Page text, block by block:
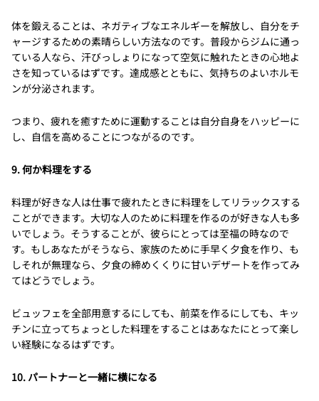
体を鍛えることは、ネガティブなエネルギーを解放し、自分をチ
ャージするための素晴らしい方法なのです。普段からジムに通っ
ている人なら、汗びっしょりになって空気に触れたときの心地よ
さを知っているはずです。達成感とともに、気持ちのよいホルモ
ンが分泌されます。
つまり、疲れを癒すために運動することは自分自身をハッピーに
し、自信を高めることにつながるのです。
9. 何か料理をする
料理が好きな人は仕事で疲れたときに料理をしてリラックスする
ことができます。大切な人のために料理を作るのが好きな人も多
いでしょう。そうすることが、彼らにとっては至福の時なので
す。もしあなたがそうなら、家族のために手早く夕食を作り、も
しそれが無理なら、夕食の締めくくりに甘いデザートを作ってみ
てはどうでしょう。
ビュッフェを全部用意するにしても、前菜を作るにしても、キッ
チンに立ってちょっとした料理をすることはあなたにとって楽し
い経験になるはずです。
10. パートナーと一緒に横になる